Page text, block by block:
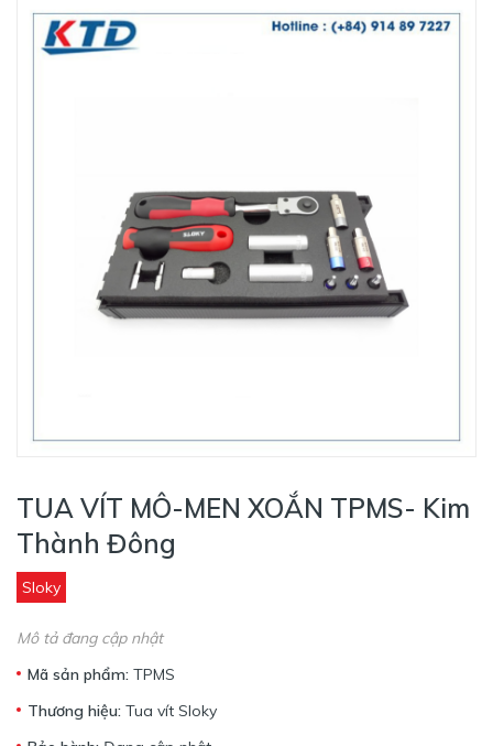
TUA VÍT MÔ-MEN XOẮN TPMS- Kim
Thành Đông
Sloky
Mô tả đang cập nhật
Mã sản phẩm: TPMS
Thương hiệu: Tua vít Sloky